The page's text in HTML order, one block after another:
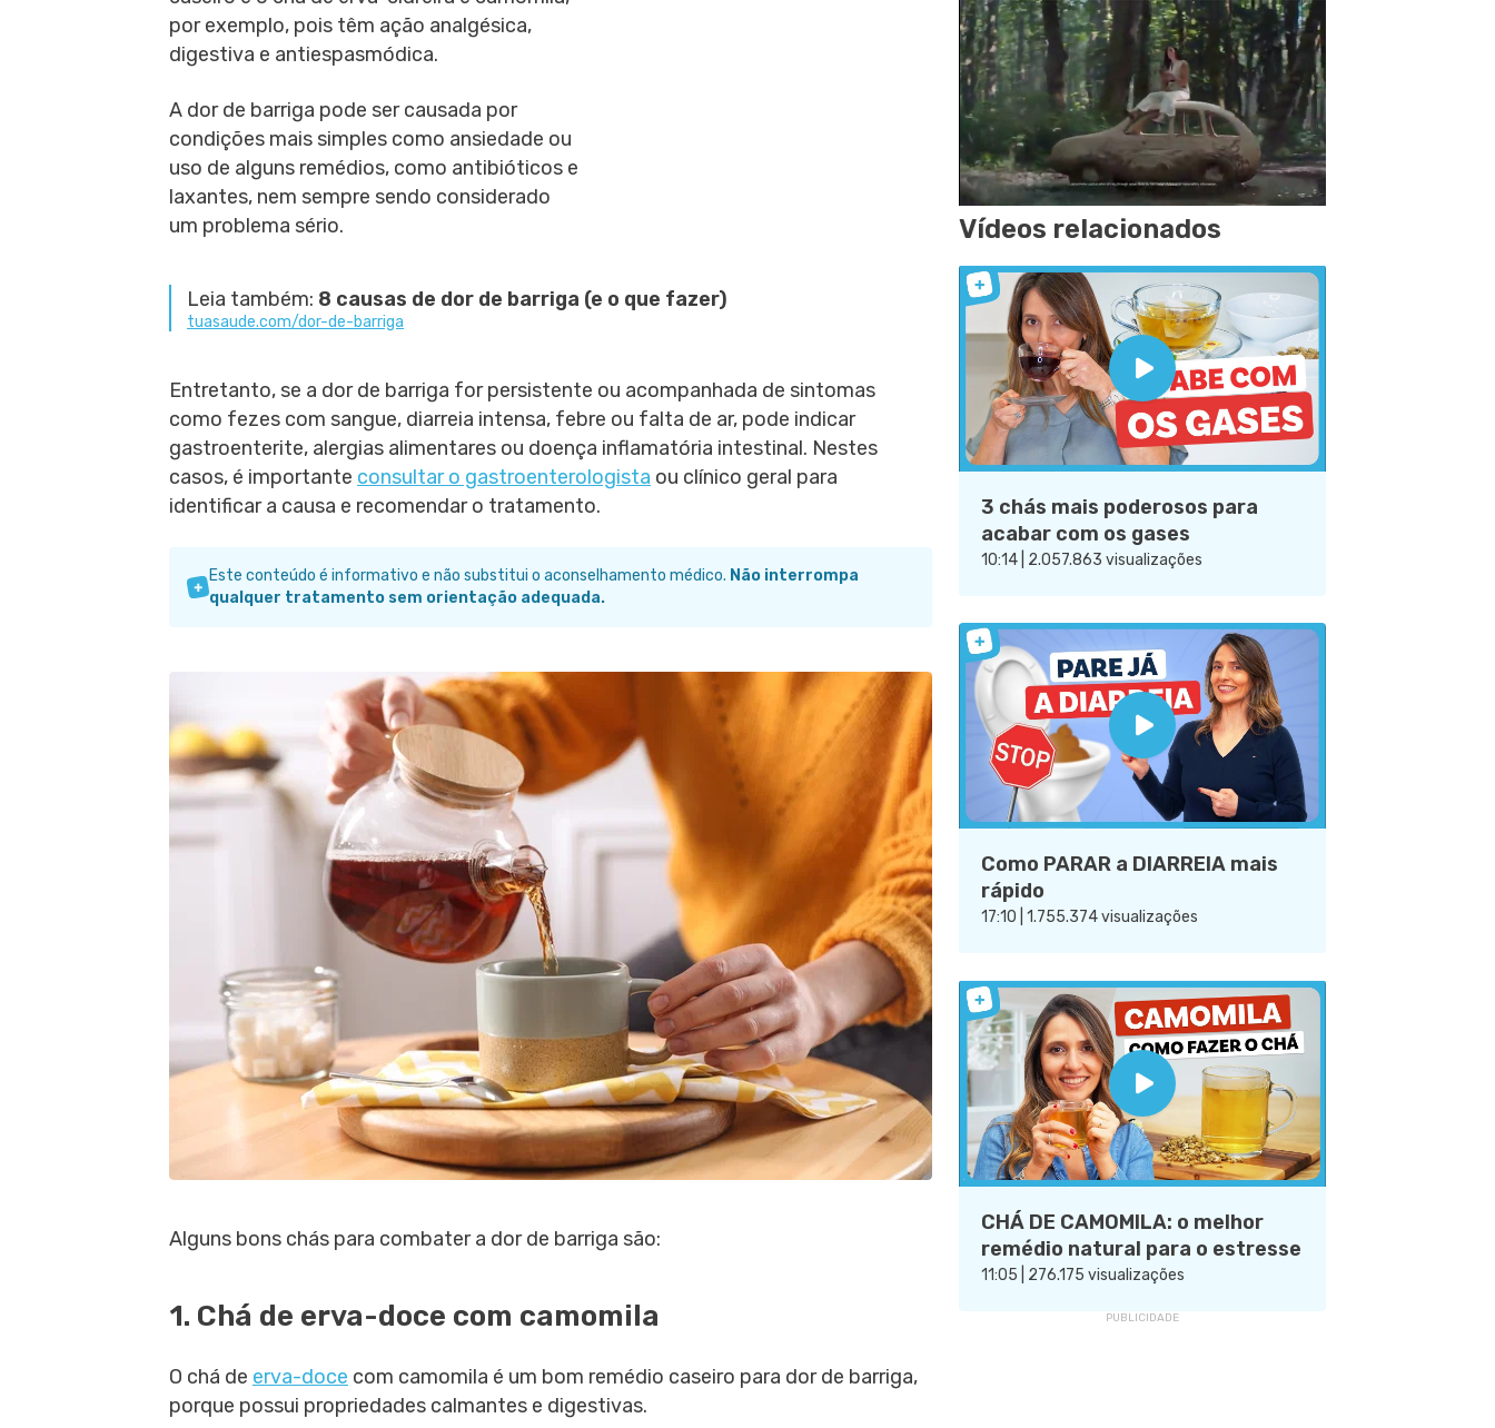
por exemplo, pois têm ação analgésica,
digestiva e antiespasmódica.
A dor de barriga pode ser causada por
condições mais simples como ansiedade ou
uso de alguns remédios, como antibióticos e
laxantes, nem sempre sendo considerado
um problema sério.
Leia também: 8 causas de dor de barriga (e o que fazer)
tuasaude.com/dor-de-barriga
Entretanto, se a dor de barriga for persistente ou acompanhada de sintomas
como fezes com sangue, diarreia intensa, febre ou falta de ar, pode indicar
gastroenterite, alergias alimentares ou doença inflamatória intestinal. Nestes
casos, é importante consultar o gastroenterologista ou clínico geral para
identificar a causa e recomendar o tratamento.
Este conteúdo é informativo e não substitui o aconselhamento médico. Não interrompa
qualquer tratamento sem orientação adequada.
Alguns bons chás para combater a dor de barriga são:
1. Chá de erva-doce com camomila
O chá de erva-doce com camomila é um bom remédio caseiro para dor de barriga,
porque possui propriedades calmantes e digestivas.
Vídeos relacionados
3 chás mais poderosos para
acabar com os gases
10:14 | 2.057.863 visualizações
Como PARAR a DIARREIA mais
rápido
17:10 | 1.755.374 visualizações
CHÁ DE CAMOMILA: o melhor
remédio natural para o estresse
11:05 | 276.175 visualizações